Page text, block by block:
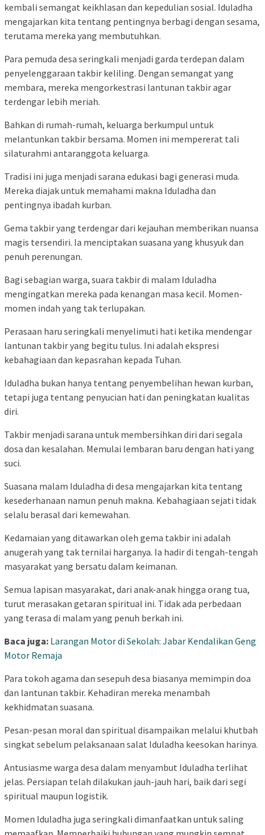
kembali semangat keikhlasan dan kepedulian sosial. Iduladha
mengajarkan kita tentang pentingnya berbagi dengan sesama,
terutama mereka yang membutuhkan.
Para pemuda desa seringkali menjadi garda terdepan dalam
penyelenggaraan takbir keliling. Dengan semangat yang
membara, mereka mengorkestrasi lantunan takbir agar
terdengar lebih meriah.
Bahkan di rumah-rumah, keluarga berkumpul untuk
melantunkan takbir bersama. Momen ini mempererat tali
silaturahmi antaranggota keluarga.
Tradisi ini juga menjadi sarana edukasi bagi generasi muda.
Mereka diajak untuk memahami makna Iduladha dan
pentingnya ibadah kurban.
Gema takbir yang terdengar dari kejauhan memberikan nuansa
magis tersendiri. Ia menciptakan suasana yang khusyuk dan
penuh perenungan.
Bagi sebagian warga, suara takbir di malam Iduladha
mengingatkan mereka pada kenangan masa kecil. Momen-
momen indah yang tak terlupakan.
Perasaan haru seringkali menyelimuti hati ketika mendengar
lantunan takbir yang begitu tulus. Ini adalah ekspresi
kebahagiaan dan kepasrahan kepada Tuhan.
Iduladha bukan hanya tentang penyembelihan hewan kurban,
tetapi juga tentang penyucian hati dan peningkatan kualitas
diri.
Takbir menjadi sarana untuk membersihkan diri dari segala
dosa dan kesalahan. Memulai lembaran baru dengan hati yang
suci.
Suasana malam Iduladha di desa mengajarkan kita tentang
kesederhanaan namun penuh makna. Kebahagiaan sejati tidak
selalu berasal dari kemewahan.
Kedamaian yang ditawarkan oleh gema takbir ini adalah
anugerah yang tak ternilai harganya. Ia hadir di tengah-tengah
masyarakat yang bersatu dalam keimanan.
Semua lapisan masyarakat, dari anak-anak hingga orang tua,
turut merasakan getaran spiritual ini. Tidak ada perbedaan
yang terasa di malam yang penuh berkah ini.
Baca juga: Larangan Motor di Sekolah: Jabar Kendalikan Geng
Motor Remaja
Para tokoh agama dan sesepuh desa biasanya memimpin doa
dan lantunan takbir. Kehadiran mereka menambah
kekhidmatan suasana.
Pesan-pesan moral dan spiritual disampaikan melalui khutbah
singkat sebelum pelaksanaan salat Iduladha keesokan harinya.
Antusiasme warga desa dalam menyambut Iduladha terlihat
jelas. Persiapan telah dilakukan jauh-jauh hari, baik dari segi
spiritual maupun logistik.
Momen Iduladha juga seringkali dimanfaatkan untuk saling